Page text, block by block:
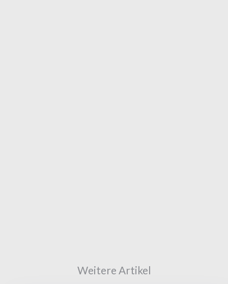
Weitere Artikel